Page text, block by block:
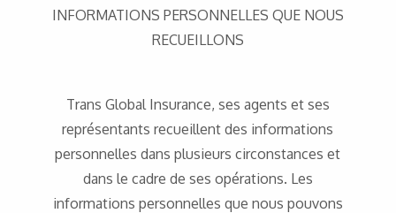
INFORMATIONS PERSONNELLES QUE NOUS
RECUEILLONS
Trans Global Insurance, ses agents et ses
représentants recueillent des informations
personnelles dans plusieurs circonstances et
dans le cadre de ses opérations. Les
informations personnelles que nous pouvons